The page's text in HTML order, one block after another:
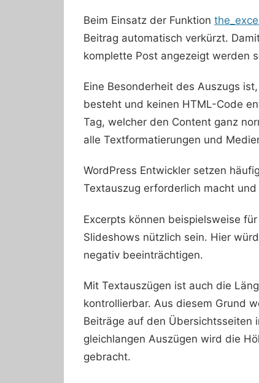
Beim Einsatz der Funktion
Beitrag automatisch verkürzt.
komplette Post angezeigt werden
Eine Besonderheit des Auszugs
besteht und keinen HTML-Code
Tag, welcher den Content ganz
alle Textformatierungen und
WordPress Entwickler setzen
Textauszug erforderlich macht
Excerpts können beispielsweise
Slideshows nützlich sein. Hier
negativ beeinträchtigen.
Mit Textauszügen ist auch die
kontrollierbar. Aus diesem Grund
Beiträge auf den Übersichtsseiten
gleichlangen Auszügen wird die
gebracht.